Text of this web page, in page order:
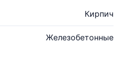
Кирпич
Железобетонные